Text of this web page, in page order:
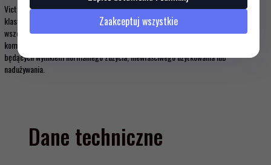
Victorinox AG gwarantuje, że wszystkie noże i narzędzia wykonane są z najwyższej
klasy stali nierdzewnej oraz zapewnia dożywotnią gwarancję w stosunku do
wszelkich defektów materiału lub wykonania (przy 2-letniej gwarancji na
komponenty elektroniczne). Gwarancja nie obejmuje zniszczeń lub uszkodzeń
będących wynikiem normalnego zużycia, niewłaściwego użytkowania lub
nadużywania.
Dane techniczne
Zaakceptuj wszystkie